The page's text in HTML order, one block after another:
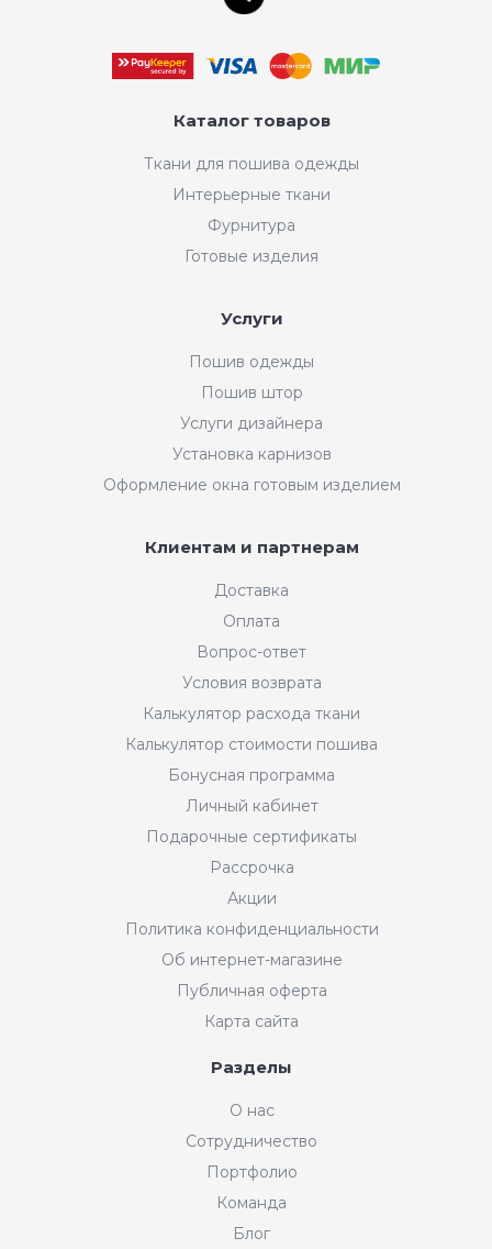
Каталог товаров
Ткани для пошива одежды
Интерьерные ткани
Фурнитура
Готовые изделия
Услуги
Пошив одежды
Пошив штор
Услуги дизайнера
Установка карнизов
Оформление окна готовым изделием
Клиентам и партнерам
Доставка
Оплата
Вопрос-ответ
Условия возврата
Калькулятор расхода ткани
Калькулятор стоимости пошива
Бонусная программа
Личный кабинет
Подарочные сертификаты
Рассрочка
Акции
Политика конфиденциальности
Об интернет-магазине
Публичная оферта
Карта сайта
Разделы
О нас
Сотрудничество
Портфолио
Команда
Блог